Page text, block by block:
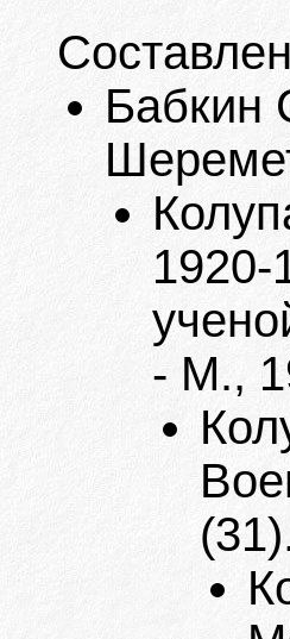
Бабкин
1920-
- М.,